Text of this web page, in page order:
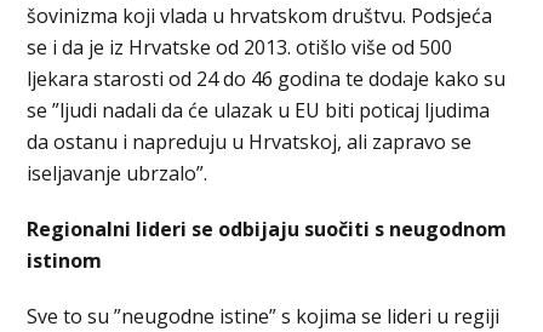
šovinizma koji vlada u hrvatskom društvu. Podsjeća
se i da je iz Hrvatske od 2013. otišlo više od 500
ljekara starosti od 24 do 46 godina te dodaje kako su
se ”ljudi nadali da će ulazak u EU biti poticaj ljudima
da ostanu i napreduju u Hrvatskoj, ali zapravo se
iseljavanje ubrzalo”.
Regionalni lideri se odbijaju suočiti s neugodnom
istinom
Sve to su ”neugodne istine” s kojima se lideri u regiji